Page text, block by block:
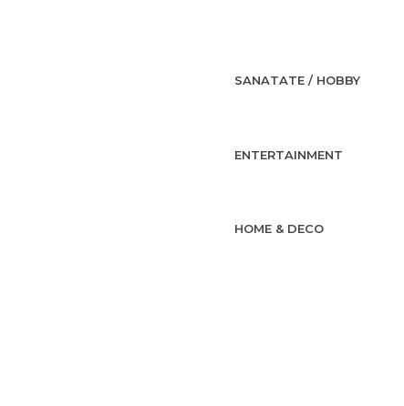
SANATATE / HOBBY
ENTERTAINMENT
HOME & DECO